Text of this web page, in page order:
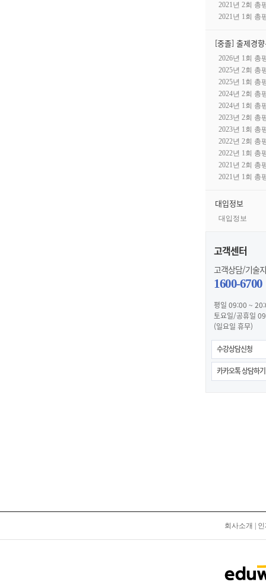
2021년 2회 총
2021년 1회 총
[중졸] 출제경
2026년 1회 총
2025년 2회 총
2025년 1회 총
2024년 2회 총
2024년 1회 총
2023년 2회 총
2023년 1회 총
2022년 2회 총
2022년 1회 총
2021년 2회 총
2021년 1회 총
대입정보
대입정보
고객센터
고객상담/기술
1600-6700
평일 09:00 ~
토요일/공휴일
(일요일 휴무)
수강상담신청
카카오톡 상담하기
회사소개